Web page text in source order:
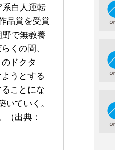
系白人運転
品賞を受賞
で無教養
くの間、
ドクタ
うとする
ことにな
ていく。
（出典：